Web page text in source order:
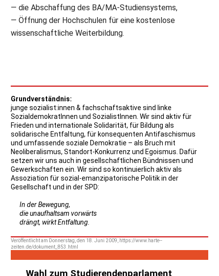
— die Abschaffung des BA/MA-Studiensystems,
— Öffnung der Hochschulen für eine kostenlose
wissenschaftliche Weiterbildung.
Grundverständnis:
junge sozialist:innen & fachschaftsaktive sind linke
SozialdemokratInnen und SozialistInnen. Wir sind aktiv für
Frieden und internationale Solidarität, für Bildung als
solidarische Entfaltung, für konsequenten Antifaschismus
und umfassende soziale Demokratie – als Bruch mit
Neoliberalismus, Standort-Konkurrenz und Egoismus. Dafür
setzen wir uns auch in gesellschaftlichen Bündnissen und
Gewerkschaften ein. Wir sind so kontinuierlich aktiv als
Assoziation für sozial-emanzipatorische Politik in der
Gesellschaft und in der SPD:
In der Bewegung,
die unaufhaltsam vorwärts
drängt, wirkt Entfaltung.
Veröffentlicht am Donnerstag, den 18. Juni 2009, https://www.harte--
zeiten.de/dokument_853.html
Wahl zum Studierendenparlament